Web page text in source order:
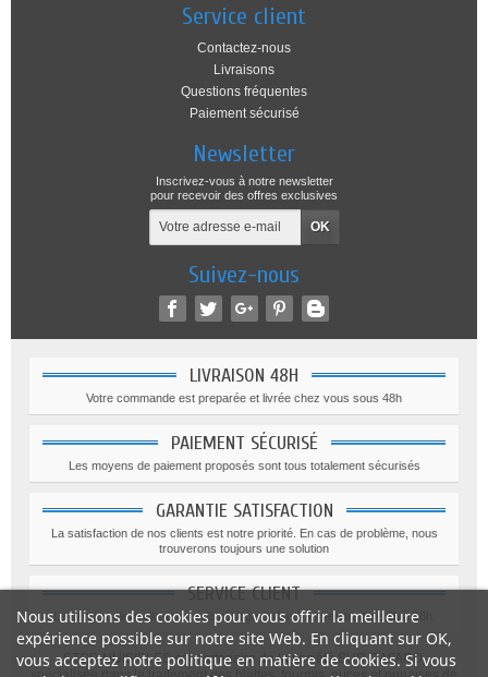
Service client
Contactez-nous
Livraisons
Questions fréquentes
Paiement sécurisé
Newsletter
Inscrivez-vous à notre newsletter
pour recevoir des offres exclusives
Suivez-nous
LIVRAISON 48H
Votre commande est preparée et livrée chez vous sous 48h
PAIEMENT SÉCURISÉ
Les moyens de paiement proposés sont tous totalement sécurisés
GARANTIE SATISFACTION
La satisfaction de nos clients est notre priorité. En cas de problème, nous
trouverons toujours une solution
SERVICE CLIENT
Le service client est a votre disposition du lundi au vendredi de 9h à 18h.
STOP-NUISIBLES est partenaire de la société SUD CAFARD,
Nous utilisons des cookies pour vous offrir la meilleure
expérience possible sur notre site Web. En cliquant sur OK,
vous acceptez notre politique en matière de cookies. Si vous